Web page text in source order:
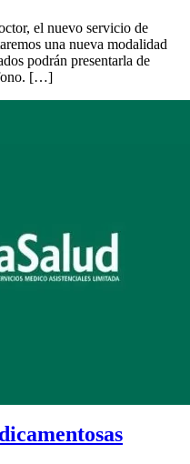
el nuevo servicio de
una nueva modalidad
podrán presentarla de
[…]